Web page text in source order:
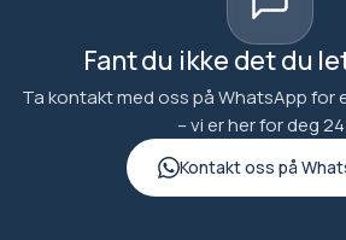
Fant du ikke det du
Ta kontakt med oss på WhatsApp for
– vi er her for deg
Kontakt oss på